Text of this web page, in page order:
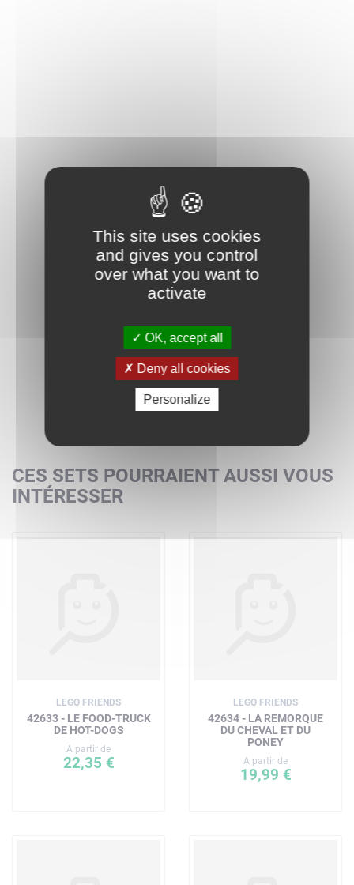
CES SETS POURRAIENT AUSSI VOUS
INTÉRESSER
LEGO FRIENDS
42633 - LE FOOD-TRUCK
DE HOT-DOGS
A partir de
22,35 €
LEGO FRIENDS
42634 - LA REMORQUE
DU CHEVAL ET DU
PONEY
A partir de
19,99 €
This site uses cookies
and gives you control
over what you want to
activate
OK, accept all
Deny all cookies
Personalize